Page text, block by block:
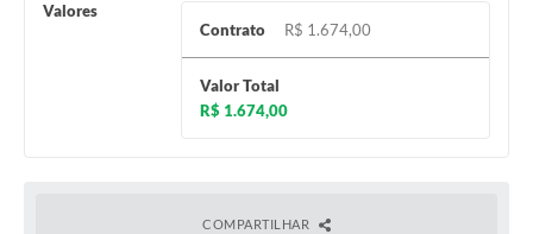
Valores
Contrato
R$ 1.674,00
Valor Total
R$ 1.674,00
COMPARTILHAR